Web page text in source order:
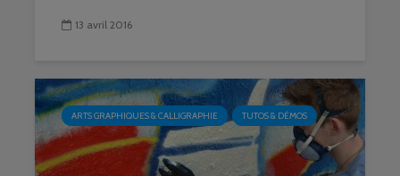
13 avril 2016
ARTS GRAPHIQUES & CALLIGRAPHIE TUTOS & DÉMOS